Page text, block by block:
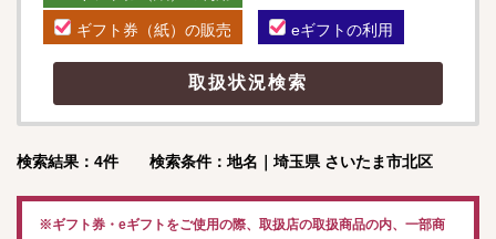
ギフト券（紙）の販売 eギフトの利用
検索結果：4件 検索条件：地名｜埼玉県 さいたま市北区
※ギフト券・eギフトをご使用の際、取扱店の取扱商品の内、一部商